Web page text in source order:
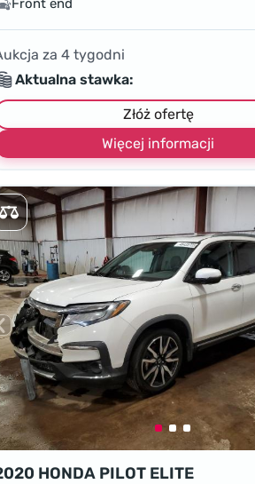
Front end
za4 tygodni
Aktualna stawka:
Złóż ofertę
Więcej informacji
HONDA PILOT ELITE